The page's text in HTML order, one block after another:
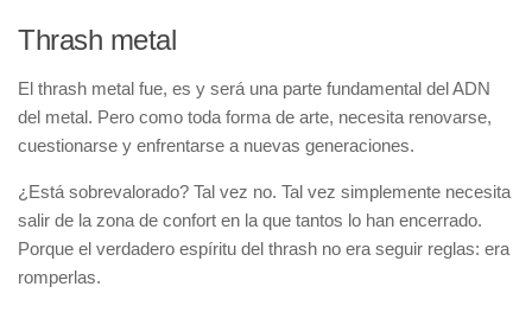
Thrash metal
El thrash metal fue, es y será una parte fundamental del ADN
del metal. Pero como toda forma de arte, necesita renovarse,
cuestionarse y enfrentarse a nuevas generaciones.
¿Está sobrevalorado? Tal vez no. Tal vez simplemente necesita
salir de la zona de confort en la que tantos lo han encerrado.
Porque el verdadero espíritu del thrash no era seguir reglas: era
romperlas.